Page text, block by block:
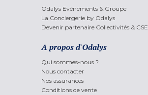
Odalys Evènements & Groupe
La Conciergerie by Odalys
Devenir partenaire Collectivités & CSE
A propos d'Odalys
Qui sommes-nous ?
Nous contacter
Nos assurances
Conditions de vente